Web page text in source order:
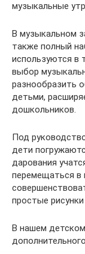
музыкальные
В музыкальном
также полный
используются в
выбор
разнообразить
детьми,
дошкольников.
Под
дети
дарования
перемещаться в
простые
В нашем